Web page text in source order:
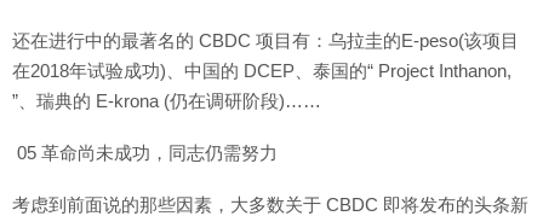
还在进行中的最著名的 CBDC 项目有：乌拉圭的E-peso(该项目
在2018年试验成功)、中国的 DCEP、泰国的“ Project Inthanon,
”、瑞典的 E-krona (仍在调研阶段)……
05 革命尚未成功，同志仍需努力
考虑到前面说的那些因素，大多数关于 CBDC 即将发布的头条新